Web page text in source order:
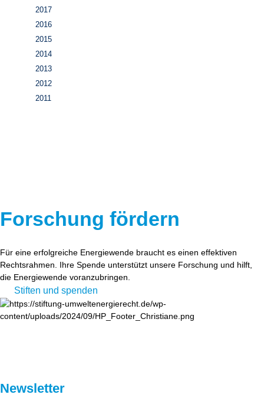
2017
2016
2015
2014
2013
2012
2011
Forschung fördern
Für eine erfolgreiche Energiewende braucht es einen effektiven
Rechtsrahmen. Ihre Spende unterstützt unsere Forschung und hilft,
die Energiewende voranzubringen.
Stiften und spenden
Newsletter